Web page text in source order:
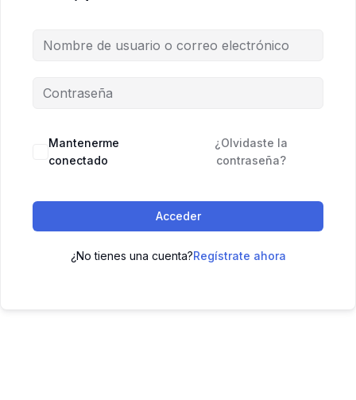
Mantenerme
conectado
¿Olvidaste la
contraseña?
Acceder
¿No tienes una cuenta?Regístrate ahora